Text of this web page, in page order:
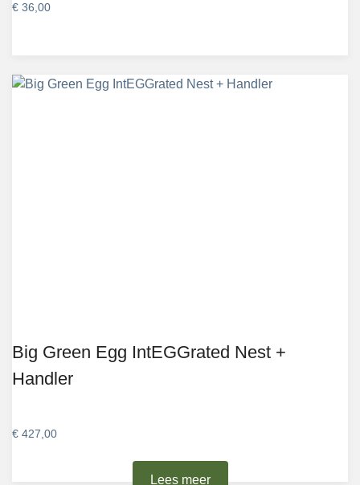
Lees meer
€ 36,00
Big Green Egg IntEGGrated Nest +
Handler
€ 427,00